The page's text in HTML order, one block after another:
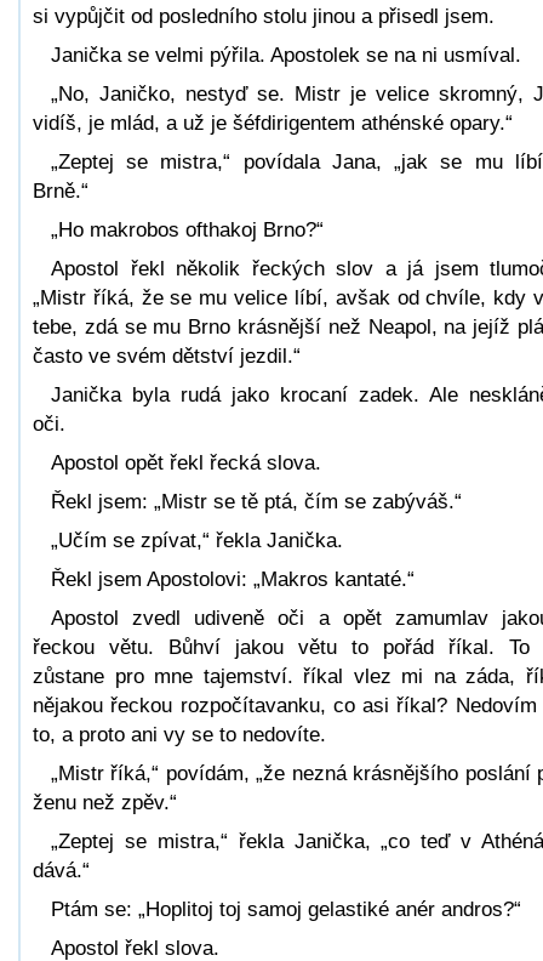
si vypůjčit od posledního stolu jinou a přisedl jsem.
Janička se velmi pýřila. Apostolek se na ni usmíval.
„No, Janičko, nestyď se. Mistr je velice skromný,
vidíš, je mlád, a už je šéfdirigentem athénské opary.“
„Zeptej se mistra,“ povídala Jana, „jak se mu
Brně.“
„Ho makrobos ofthakoj Brno?“
Apostol řekl několik řeckých slov a já jsem
„Mistr říká, že se mu velice líbí, avšak od chvíle, kdy
tebe, zdá se mu Brno krásnější než Neapol, na jejíž
často ve svém dětství jezdil.“
Janička byla rudá jako krocaní zadek. Ale
oči.
Apostol opět řekl řecká slova.
Řekl jsem: „Mistr se tě ptá, čím se zabýváš.“
„Učím se zpívat,“ řekla Janička.
Řekl jsem Apostolovi: „Makros kantaté.“
Apostol zvedl udiveně oči a opět zamumlav
řeckou větu. Bůhví jakou větu to pořád říkal. To
zůstane pro mne tajemství. říkal vlez mi na záda,
nějakou řeckou rozpočítavanku, co asi říkal? Nedovím
to, a proto ani vy se to nedovíte.
„Mistr říká,“ povídám, „že nezná krásnějšího poslání
ženu než zpěv.“
„Zeptej se mistra,“ řekla Janička, „co teď v
dává.“
Ptám se: „Hoplitoj toj samoj gelastiké anér andros?“
Apostol řekl slova.